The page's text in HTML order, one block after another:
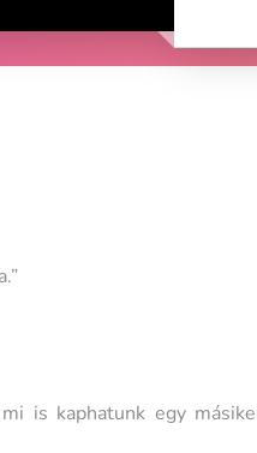
is kaphatunk egy